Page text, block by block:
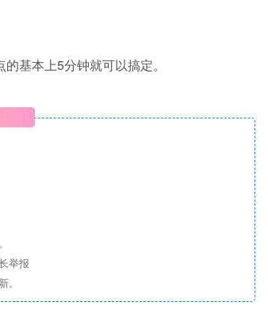
基本上5分钟就可以搞定。
举报